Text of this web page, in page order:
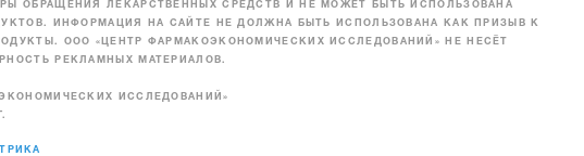
ОБРАЩЕНИЯ ЛЕКАРСТВЕННЫХ СРЕДСТВ И НЕ МОЖЕТ БЫТЬ ИСПОЛЬЗОВАНА
ИНФОРМАЦИЯ НА САЙТЕ НЕ ДОЛЖНА БЫТЬ ИСПОЛЬЗОВАНА КАК ПРИЗЫВ К
ООО «ЦЕНТР ФАРМАКОЭКОНОМИЧЕСКИХ ИССЛЕДОВАНИЙ» НЕ НЕСЁТ
РЕКЛАМНЫХ МАТЕРИАЛОВ.
ИССЛЕДОВАНИЙ»